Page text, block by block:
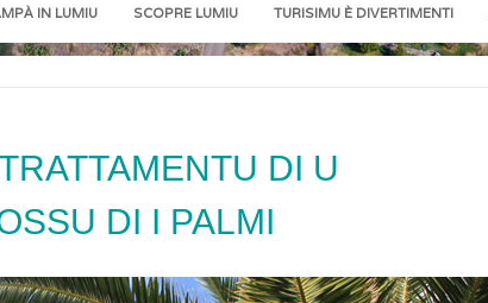
IN LUMIU SCOPRE LUMIU TURISIMU È DIVERTIMENTI
DI U
DI I PALMI